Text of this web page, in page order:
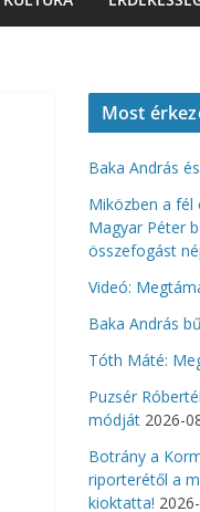
Most
Baka András
Miközben a
Magyar Péter
összefogást
Videó:
Baka András
Tóth Máté:
Puzsér
módját 2026-
Botrány a
riporterétől a
kioktatta!